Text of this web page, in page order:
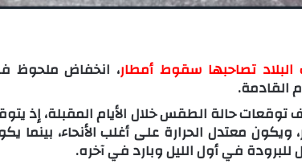
تصاحبها سقوط أمطار، انخفاض ملحوظ
القادمة.
حالة الطقس خلال الأيام المقبلة، إذ
معتدل الحرارة على أغلب الأنحاء، بينما
في أول الليل وبارد في آخره.